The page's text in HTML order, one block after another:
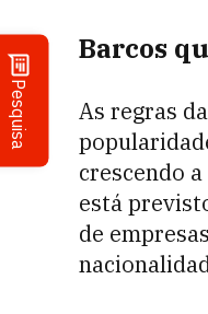
Pesquisa
Barcos
As regras
crescendo
está
de